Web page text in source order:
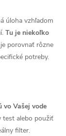
úloha vzhľadom
Tu je niekoľko
porovnať rôzne
potreby.
vo Vašej vode
test alebo použiť
filter.